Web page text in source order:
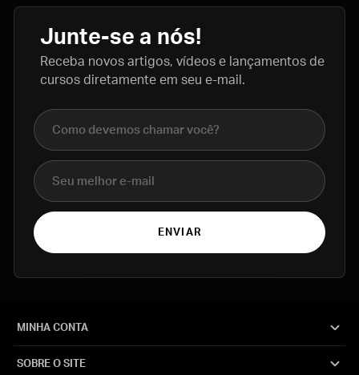
Junte-se a nós!
Receba novos artigos, vídeos e lançamentos de
cursos diretamente em seu e-mail.
Nome completo
E-mail
ENVIAR
MINHA CONTA
SOBRE O SITE